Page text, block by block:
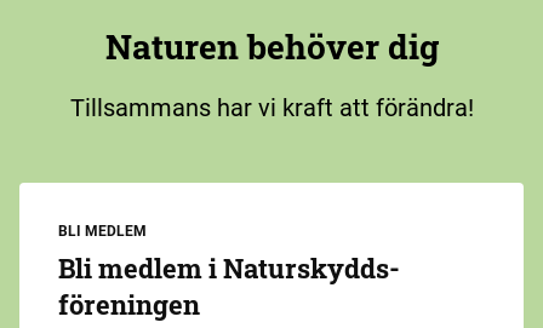
Naturen behöver dig
Tillsammans har vi kraft att förändra!
BLI MEDLEM
Bli medlem i Naturskydds­
föreningen